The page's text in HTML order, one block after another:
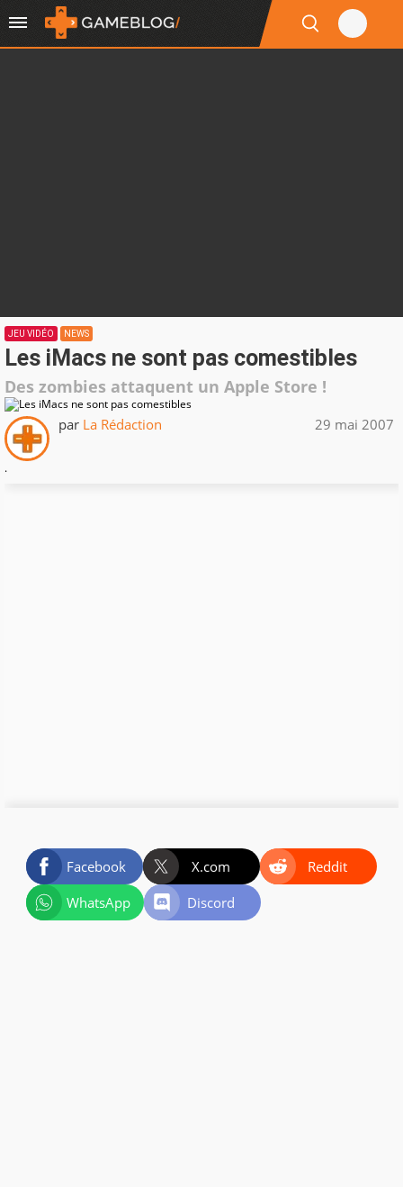
JEU VIDÉO NEWS
Les iMacs ne sont pas comestibles
Des zombies attaquent un Apple Store !
par La Rédaction 29 mai 2007
.
Facebook X.com
Reddit
WhatsApp
Discord